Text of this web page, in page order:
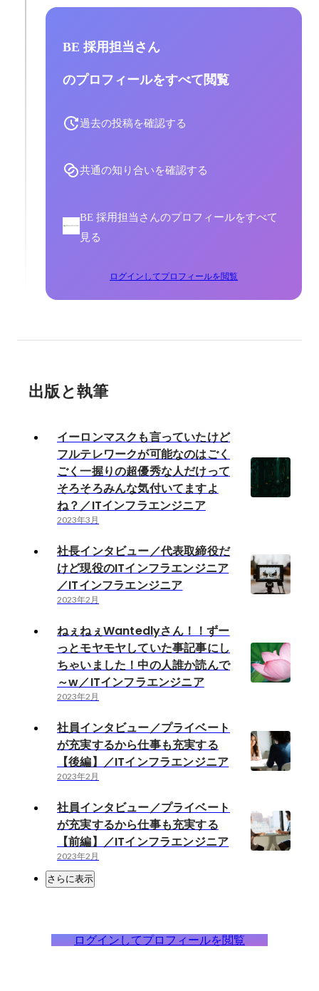
BE 採用担当さん
のプロフィールをすべて閲覧
過去の投稿を確認する
共通の知り合いを確認する
BE 採用担当さんのプロフィールをすべて
見る
ログインしてプロフィールを閲覧
出版と執筆
イーロンマスクも言っていたけど
フルテレワークが可能なのはごく
ごく一握りの超優秀な人だけって
そろそろみんな気付いてますよ
ね？／ITインフラエンジニア
2023年3月
社長インタビュー／代表取締役だ
けど現役のITインフラエンジニア
／ITインフラエンジニア
2023年2月
ねぇねぇWantedlyさん！！ずー
っとモヤモヤしていた事記事にし
ちゃいました！中の人誰か読んで
～w／ITインフラエンジニア
2023年2月
社員インタビュー／プライベート
が充実するから仕事も充実する
【後編】／ITインフラエンジニア
2023年2月
社員インタビュー／プライベート
が充実するから仕事も充実する
【前編】／ITインフラエンジニア
2023年2月
さらに表示
ログインしてプロフィールを閲覧